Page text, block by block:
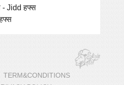
- Jidd हफ्स
TERM&CONDITIONS